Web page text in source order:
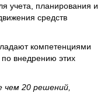
учета, планирования и
средств
компетенциями
внедрению этих
чем 20 решений,